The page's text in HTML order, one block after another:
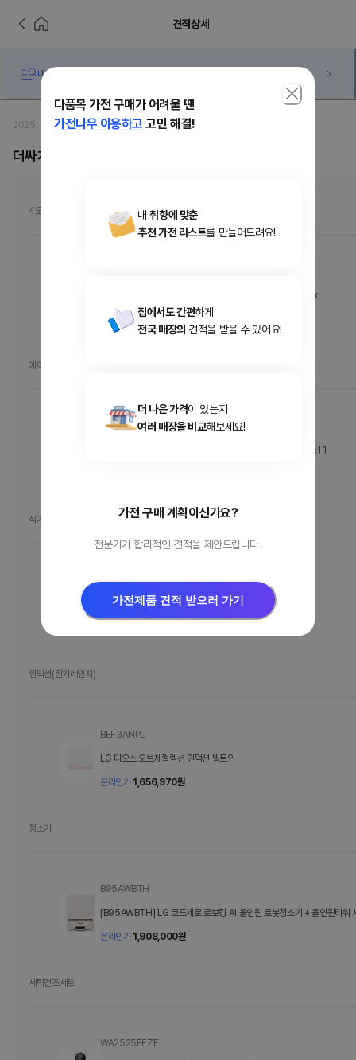
견적상세
내가 받은 견적 과연 저렴한 걸까... 궁금하다면?
2025. 10. 03·최도리
더싸게도가능할거같은데..
4도어 냉장고
[M626GBB032] LG 디오스 오브제컬렉션 냉장고 Fit & Max
온라인가 3,750,000 원
에어컨
FQ18FV4ET1
LG 휘센 오브제컬렉션 뷰I 프로 에어컨 (4시리즈)_FQ18FV4ET1
식기세척기
DEE6BGE
[DEE6BGE] LG 디오스 오브제컬렉션 식기세척기
인덕션(전기레인지)
BEF3ANPL
LG 디오스 오브제컬렉션 인덕션 빌트인
온라인가 1,656,970원
청소기
B95AWBTH
[B95AWBTH] LG 코드제로 로보킹 AI 올인원 로봇청소기 + 올인원타워
온라인가 1,908,000원
세탁건조세트
WA2525EEZF
다품목 가전 구매가 어려울 땐
가전나우 이용하고 고민 해결!
내취향에 맞춘
추천 가전 리스트를 만들어드려요!
집에서도 간편하게
전국 매장의 견적을 받을 수 있어요!
더 나은 가격이 있는지
여러 매장을 비교해보세요!
가전 구매 계획이신가요?
전문가가 합리적인 견적을 제안드립니다.
가전제품 견적 받으러 가기